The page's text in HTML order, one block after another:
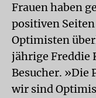
Frauen haben
positiven
Optimisten
jährige Freddie
Besucher. »Die
wir sind